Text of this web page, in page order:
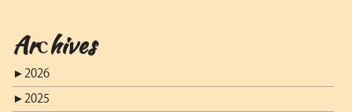
Archives
► 2026
► 2025